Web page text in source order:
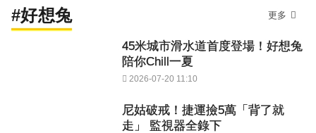
#好想兔 更多
45米城市滑水道首度登場！好想兔
陪你Chill一夏
2026-07-20 11:10
尼姑破戒！捷運撿5萬「背了就
走」 監視器全錄下